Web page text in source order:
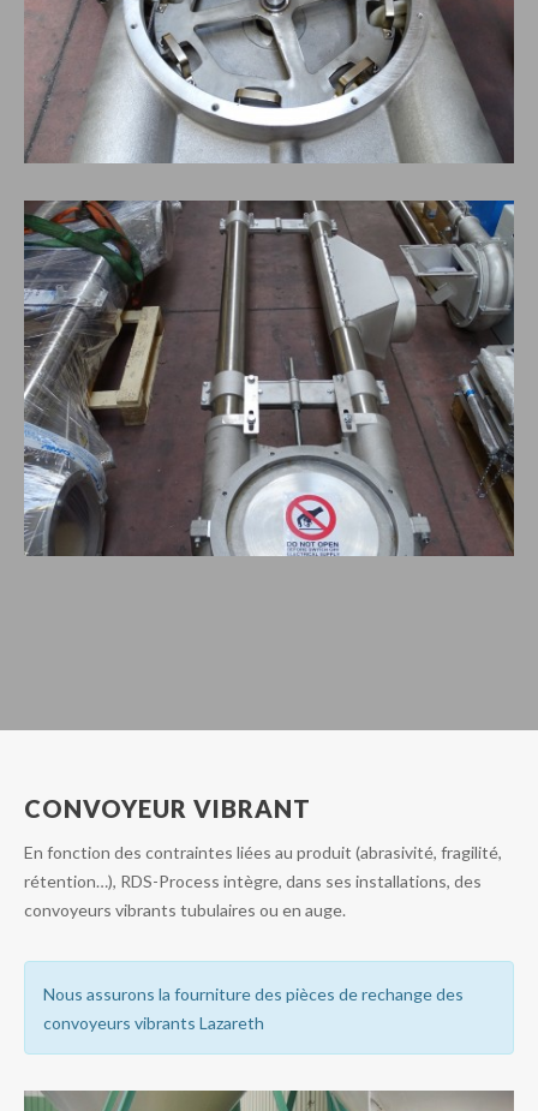
CONVOYEUR VIBRANT
En fonction des contraintes liées au produit (abrasivité, fragilité,
rétention…), RDS-Process intègre, dans ses installations, des
convoyeurs vibrants tubulaires ou en auge.
Nous assurons la fourniture des pièces de rechange des
convoyeurs vibrants Lazareth